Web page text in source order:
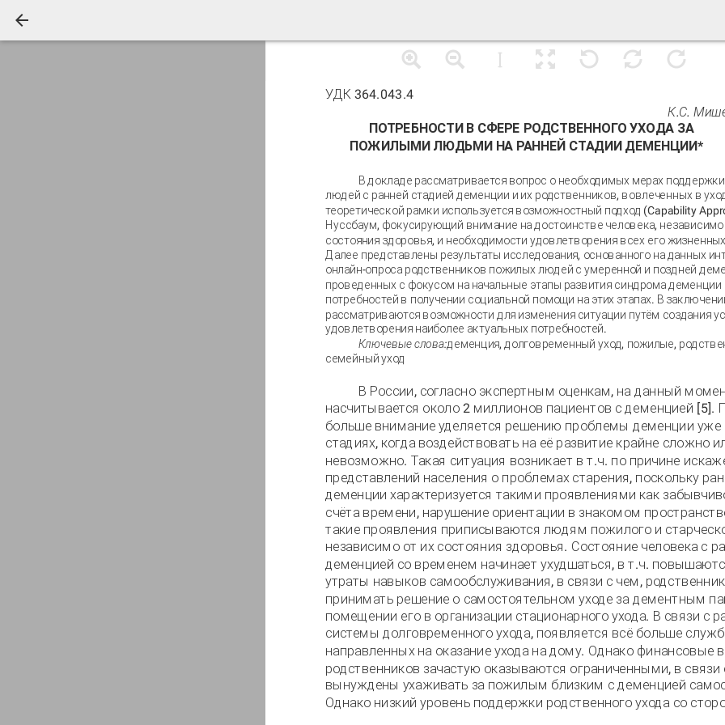
УДК 364.043.4
К.С.
ПОТРЕБНОСТИ В СФЕРЕ РОДСТВЕННОГО УХОДА ЗА
ПОЖИЛЫМИ ЛЮДЬМИ НА РАННЕЙ СТАДИИ ДЕМЕНЦИИ*
В докладе рассматривается вопрос о необходимых мерах
людей с ранней стадией деменции и их родственников, вовлеченных в
теоретической рамки используется возможностный подход (Capability
Нуссбаум, фокусирующий внимание на достоинстве человека, независимо
состояния здоровья, и необходимости удовлетворения всех его
Далее представлены результаты исследования, основанного на данных
онлайн-опроса родственников пожилых людей с умеренной и поздней
проведенных с фокусом на начальные этапы развития синдрома деменции
потребностей в получении социальной помощи на этих этапах. В
рассматриваются возможности для изменения ситуации путём создания
удовлетворения наиболее актуальных потребностей.
Ключевые слова:деменция, долговременный уход, пожилые,
семейный уход
В России, согласно экспертным оценкам, на данный
насчитывается около 2 миллионов пациентов с деменцией [5].
больше внимание уделяется решению проблемы деменции уже
стадиях, когда воздействовать на её развитие крайне сложно
невозможно. Такая ситуация возникает в т.ч. по причине
представлений населения о проблемах старения, поскольку
деменции характеризуется такими проявлениями как
счёта времени, нарушение ориентации в знакомом
такие проявления приписываются людям пожилого и
независимо от их состояния здоровья. Состояние человека с
деменцией со временем начинает ухудшаться, в т.ч.
утраты навыков самообслуживания, в связи с чем,
принимать решение о самостоятельном уходе за дементным
помещении его в организации стационарного ухода. В связи с
системы долговременного ухода, появляется всё больше
направленных на оказание ухода на дому. Однако финансовые
родственников зачастую оказываются ограниченными, в связи
вынуждены ухаживать за пожилым близким с деменцией
Однако низкий уровень поддержки родственного ухода со